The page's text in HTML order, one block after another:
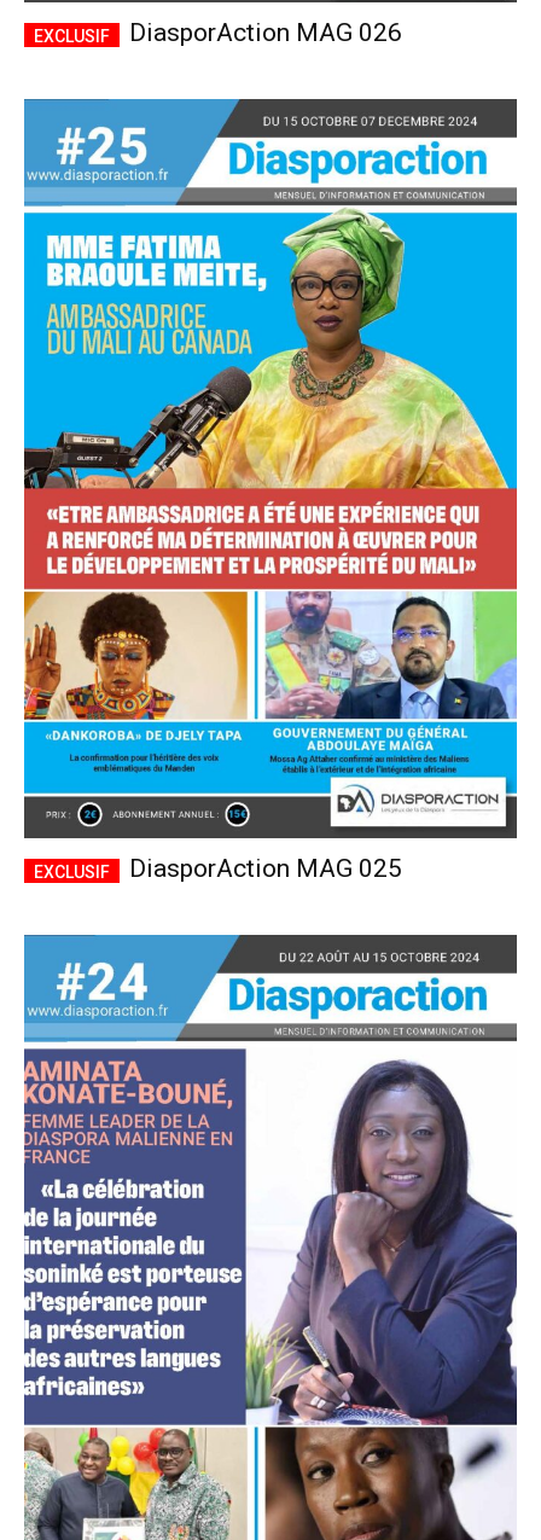
Accès complet
$22 / anplaceholder text
Tous les articles
Annonces
ANNUEL MENSUEL
CHOISIR LE FORFAIT
DiasporAction MAG 026
DiasporAction MAG 025